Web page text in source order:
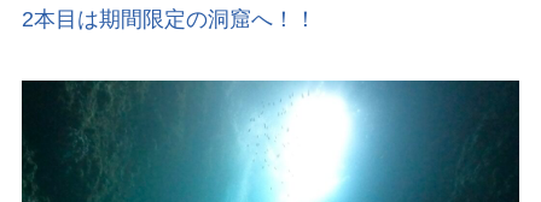
2本目は期間限定の洞窟へ！！